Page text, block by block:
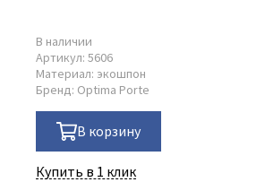
В наличии
Артикул: 5606
Материал: экошпон
Бренд: Optima Porte
В корзину
Купить в 1 клик